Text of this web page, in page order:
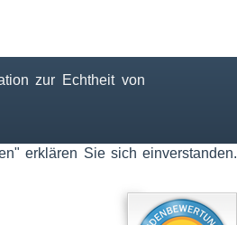
zur Echtheit von
erklären Sie sich einverstanden.